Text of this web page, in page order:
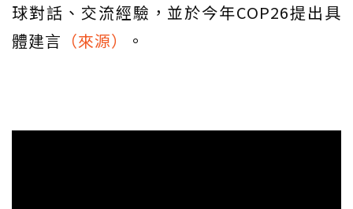
球對話、交流經驗，並於今年COP26提出具
體建言 （來源） 。